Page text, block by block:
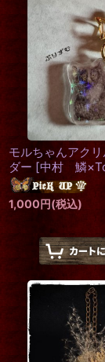
モルちゃんアク
ダー [中村 鱗
1,000円(税込)